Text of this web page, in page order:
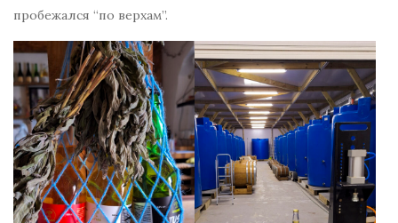
пробежался “по верхам”.